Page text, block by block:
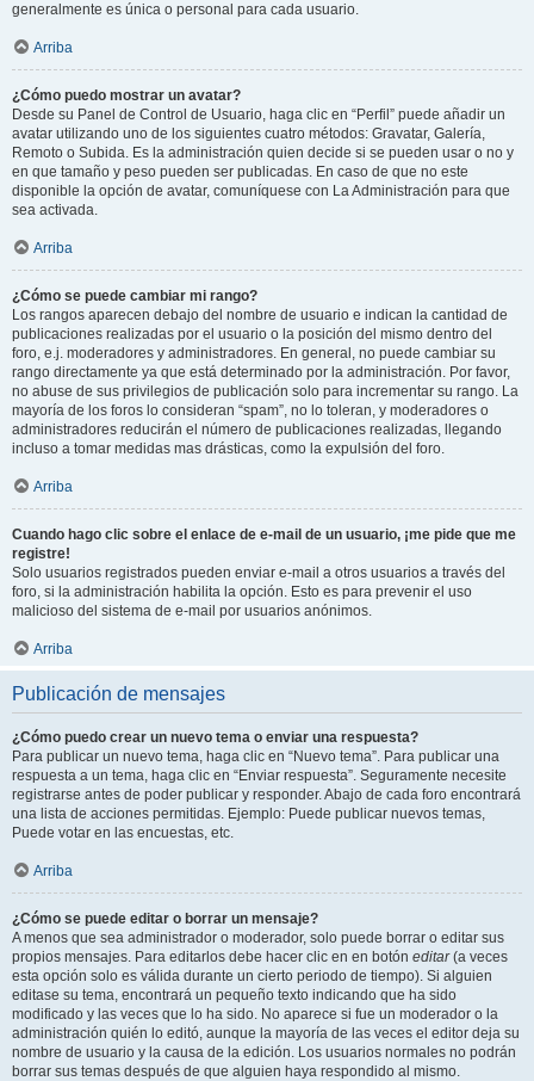
generalmente es única o personal para cada usuario.
Arriba
¿Cómo puedo mostrar un avatar?
Desde su Panel de Control de Usuario, haga clic en “Perfil” puede añadir un
avatar utilizando uno de los siguientes cuatro métodos: Gravatar, Galería,
Remoto o Subida. Es la administración quien decide si se pueden usar o no y
en que tamaño y peso pueden ser publicadas. En caso de que no este
disponible la opción de avatar, comuníquese con La Administración para que
sea activada.
Arriba
¿Cómo se puede cambiar mi rango?
Los rangos aparecen debajo del nombre de usuario e indican la cantidad de
publicaciones realizadas por el usuario o la posición del mismo dentro del
foro, e.j. moderadores y administradores. En general, no puede cambiar su
rango directamente ya que está determinado por la administración. Por favor,
no abuse de sus privilegios de publicación solo para incrementar su rango. La
mayoría de los foros lo consideran “spam”, no lo toleran, y moderadores o
administradores reducirán el número de publicaciones realizadas, llegando
incluso a tomar medidas mas drásticas, como la expulsión del foro.
Arriba
Cuando hago clic sobre el enlace de e-mail de un usuario, ¡me pide que me
registre!
Solo usuarios registrados pueden enviar e-mail a otros usuarios a través del
foro, si la administración habilita la opción. Esto es para prevenir el uso
malicioso del sistema de e-mail por usuarios anónimos.
Arriba
Publicación de mensajes
¿Cómo puedo crear un nuevo tema o enviar una respuesta?
Para publicar un nuevo tema, haga clic en “Nuevo tema”. Para publicar una
respuesta a un tema, haga clic en “Enviar respuesta”. Seguramente necesite
registrarse antes de poder publicar y responder. Abajo de cada foro encontrará
una lista de acciones permitidas. Ejemplo: Puede publicar nuevos temas,
Puede votar en las encuestas, etc.
Arriba
¿Cómo se puede editar o borrar un mensaje?
A menos que sea administrador o moderador, solo puede borrar o editar sus
propios mensajes. Para editarlos debe hacer clic en en botón editar(a veces
esta opción solo es válida durante un cierto periodo de tiempo). Si alguien
editase su tema, encontrará un pequeño texto indicando que ha sido
modificado y las veces que lo ha sido. No aparece si fue un moderador o la
administración quién lo editó, aunque la mayoría de las veces el editor deja su
nombre de usuario y la causa de la edición. Los usuarios normales no podrán
borrar sus temas después de que alguien haya respondido al mismo.